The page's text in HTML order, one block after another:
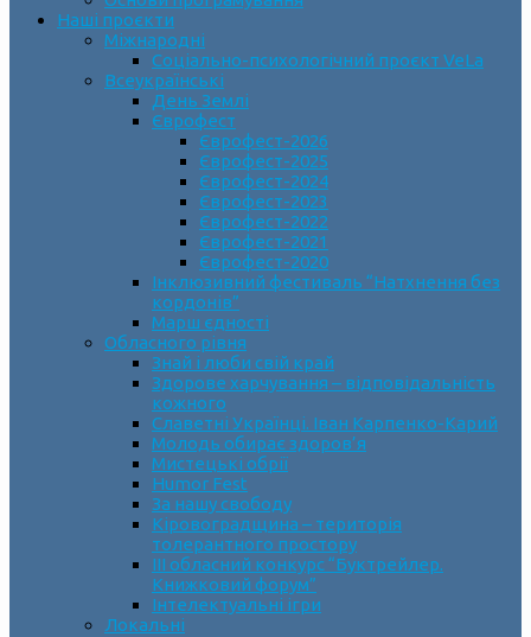
Наші проєкти
Міжнародні
Соціально-психологічний проєкт VeLa
Всеукраїнські
День Землі
Єврофест
Єврофест-2026
Єврофест-2025
Єврофест-2024
Єврофест-2023
Єврофест-2022
Єврофест-2021
Єврофест-2020
Інклюзивний фестиваль “Натхнення без
кордонів”
Марш єдності
Обласного рівня
Знай і люби свій край
Здорове харчування – відповідальність
кожного
Славетні Українці. Іван Карпенко-Карий
Молодь обирає здоров’я
Мистецькі обрії
Humor Fest
За нашу свободу
Кіровоградщина – територія
толерантного простору
ІII обласний конкурс “Буктрейлер.
Книжковий форум”
Інтелектуальні ігри
Локальні